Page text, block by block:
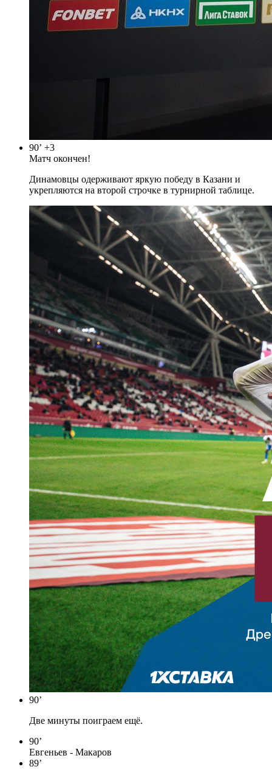
90’ +3
Матч окончен!
Динамовцы одерживают яркую победу в Казани и
укрепляются на второй строчке в турнирной таблице.
90’
Две минуты поиграем ещё.
90’
Евгеньев - Макаров
89’